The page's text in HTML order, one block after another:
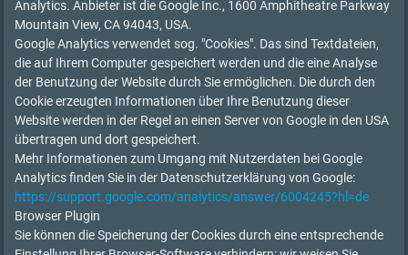
Analytics. Anbieter ist die Google Inc., 1600 Amphitheatre Parkway
Mountain View, CA 94043, USA.
Google Analytics verwendet sog. "Cookies". Das sind Textdateien,
die auf Ihrem Computer gespeichert werden und die eine Analyse
der Benutzung der Website durch Sie ermöglichen. Die durch den
Cookie erzeugten Informationen über Ihre Benutzung dieser
Website werden in der Regel an einen Server von Google in den USA
übertragen und dort gespeichert.
Mehr Informationen zum Umgang mit Nutzerdaten bei Google
Analytics finden Sie in der Datenschutzerklärung von Google:
https://support.google.com/analytics/answer/6004245?hl=de
Browser Plugin
Sie können die Speicherung der Cookies durch eine entsprechende